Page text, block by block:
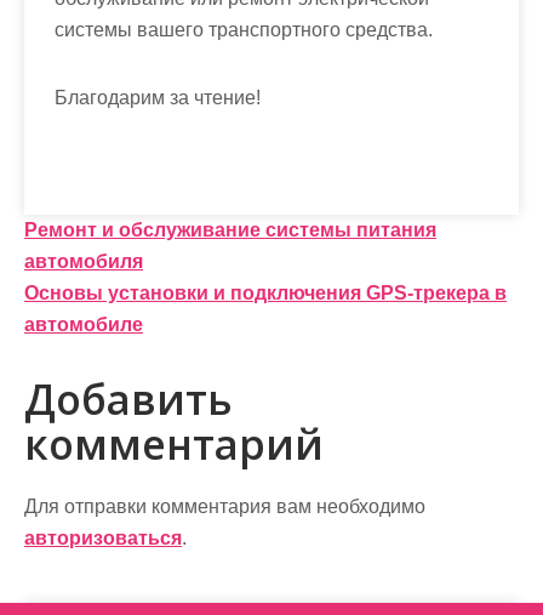
системы вашего транспортного средства.
Благодарим за чтение!
Н
а
в
и
г
а
ц
и
я
Ремонт и обслуживание системы питания
автомобиля
Основы установки и подключения GPS-трекера в
автомобиле
Добавить
комментарий
Для отправки комментария вам необходимо
авторизоваться.